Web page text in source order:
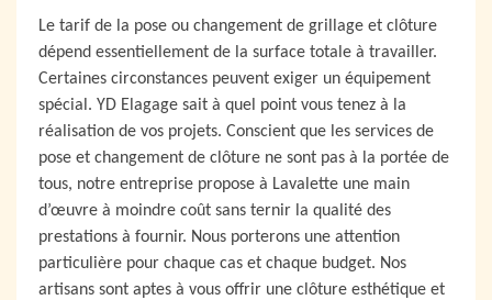
Le tarif de la pose ou changement de grillage et clôture
dépend essentiellement de la surface totale à travailler.
Certaines circonstances peuvent exiger un équipement
spécial. YD Elagage sait à quel point vous tenez à la
réalisation de vos projets. Conscient que les services de
pose et changement de clôture ne sont pas à la portée de
tous, notre entreprise propose à Lavalette une main
d’œuvre à moindre coût sans ternir la qualité des
prestations à fournir. Nous porterons une attention
particulière pour chaque cas et chaque budget. Nos
artisans sont aptes à vous offrir une clôture esthétique et